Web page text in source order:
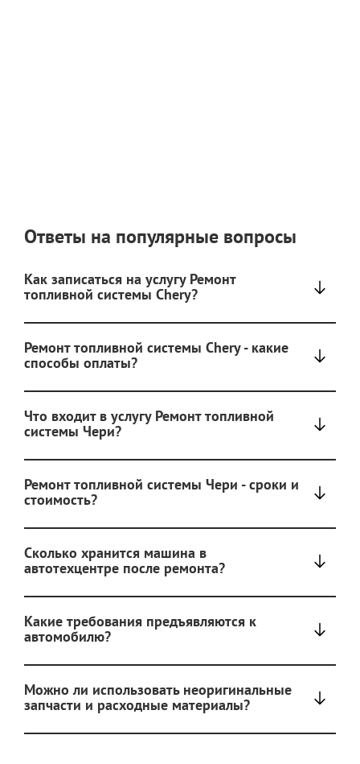
Ответы на популярные вопросы
Как записаться на услугу Ремонт
топливной системы Chery?
Ремонт топливной системы Chery - какие
способы оплаты?
Что входит в услугу Ремонт топливной
системы Чери?
Ремонт топливной системы Чери - сроки и
стоимость?
Сколько хранится машина в
автотехцентре после ремонта?
Какие требования предъявляются к
автомобилю?
Можно ли использовать неоригинальные
запчасти и расходные материалы?